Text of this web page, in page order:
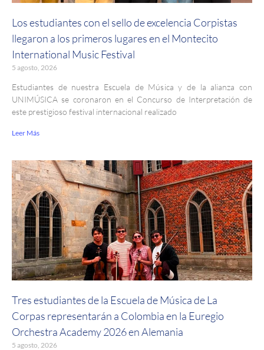
Los estudiantes con el sello de excelencia Corpistas
llegaron a los primeros lugares en el Montecito
International Music Festival
5 agosto, 2026
Estudiantes de nuestra Escuela de Música y de la alianza con
UNIMÚSICA se coronaron en el Concurso de Interpretación de
este prestigioso festival internacional realizado
Leer Más
Tres estudiantes de la Escuela de Música de La
Corpas representarán a Colombia en la Euregio
Orchestra Academy 2026 en Alemania
5 agosto, 2026